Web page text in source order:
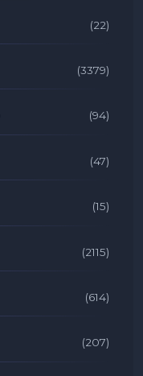
(22)
(3379)
(94)
(47)
(15)
(2115)
(614)
(207)